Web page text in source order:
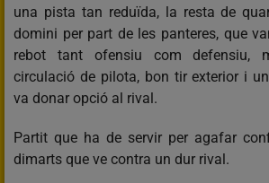
una pista tan reduïda, la resta de
domini per part de les panteres, que
rebot tant ofensiu com defensiu,
circulació de pilota, bon tir exterior i
va donar opció al rival.
Partit que ha de servir per agafar
dimarts que ve contra un dur rival.